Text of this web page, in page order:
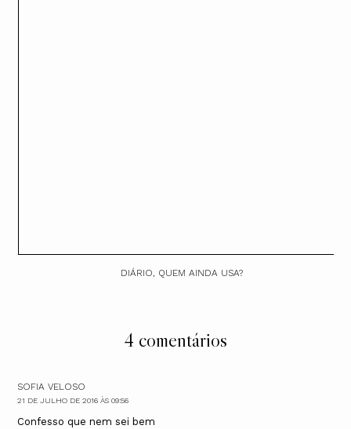
DIÁRIO, QUEM AINDA USA?
4 comentários
SOFIA VELOSO
21 DE JULHO DE 2016 ÀS 09:56
Confesso que nem sei bem